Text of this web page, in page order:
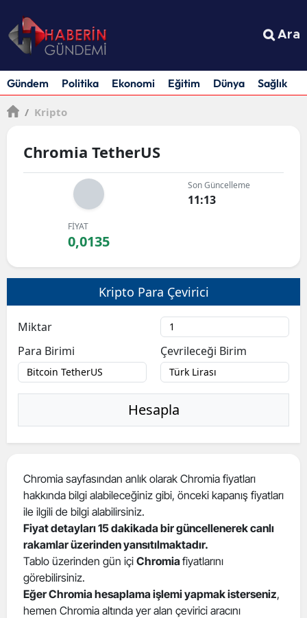
Ara
Gündem Politika Ekonomi Eğitim Dünya Sağlık
/ Kripto
Chromia TetherUS
Son Güncelleme
11:13
FİYAT
0,0135
Kripto Para Çevirici
Miktar
Para Birimi
Çevrileceği Birim
Hesapla
Chromia sayfasından anlık olarak Chromia fiyatları
hakkında bilgi alabileceğiniz gibi, önceki kapanış fiyatları
ile ilgili de bilgi alabilirsiniz.
Fiyat detayları 15 dakikada bir güncellenerek canlı
rakamlar üzerinden yansıtılmaktadır.
Tablo üzerinden gün içi Chromiafiyatlarını
görebilirsiniz.
Eğer Chromia hesaplama işlemi yapmak isterseniz,
hemen Chromia altında yer alan çevirici aracını